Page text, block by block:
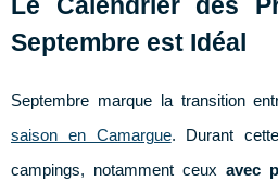
Septembre est Idéal
Septembre marque la transition
saison en Camargue. Durant
campings, notamment ceux avec